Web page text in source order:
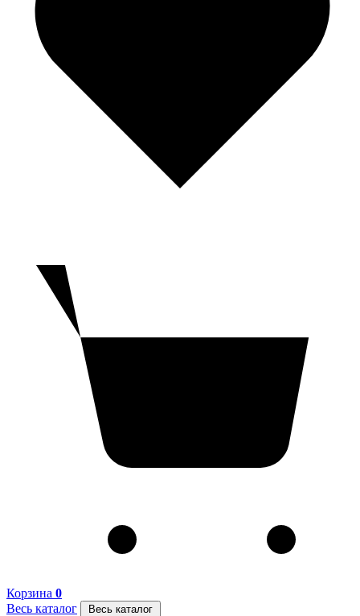
Корзина 0
Весь каталог
Весь каталог